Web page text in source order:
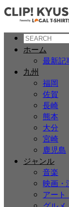
ホーム
最新記
九州
福岡
佐賀
長崎
熊本
大分
宮崎
鹿児島
ジャンル
音楽
映画・
アート